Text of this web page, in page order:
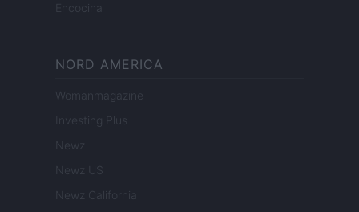
Encocina
NORD AMERICA
Womanmagazine
Investing Plus
Newz
Newz US
Newz California